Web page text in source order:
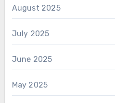
August 2025
July 2025
June 2025
May 2025